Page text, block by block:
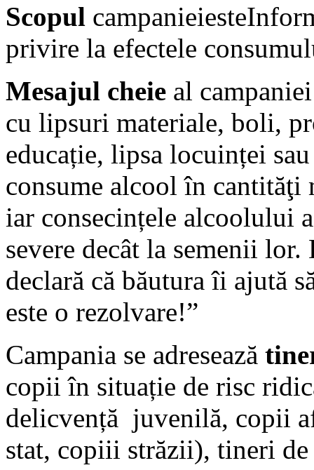
Scopul
privire la efectele
Mesajul cheie al
cu lipsuri materiale, boli,
educație, lipsa locuinței
consume alcool în
iar consecințele alcoolului
severe decât la semenii
declară că băutura îi ajută
este o rezolvare!”
Campania se adresează
copii în situație de risc
delicvență juvenilă, copii
stat, copiii străzii), tineri de